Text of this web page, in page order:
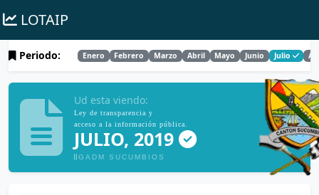
LOTAIP
Periodo: Enero Febrero Marzo Abril Mayo Junio Julio
Ud esta viendo:
Ley de transparencia y
acceso a la información pública.
JULIO, 2019
GADM SUCUMBIOS